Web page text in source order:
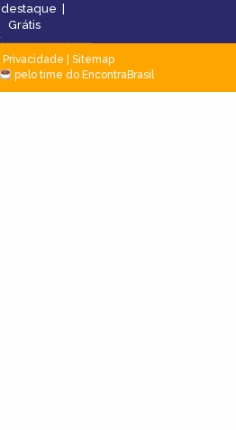
destaque
Grátis
Privacidade
Sitemap
pelo time do EncontraBrasil